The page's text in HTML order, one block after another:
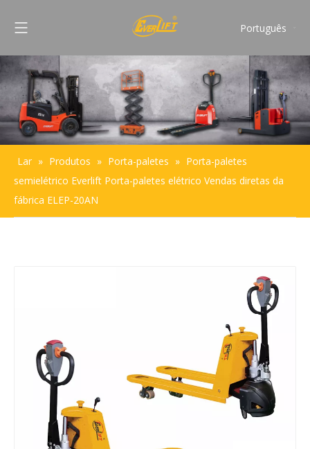
Português
Français
Pусский
Español
Lar » Produtos » Porta-paletes » Porta-paletes
semielétrico Everlift Porta-paletes elétrico Vendas diretas da
fábrica ELEP-20AN